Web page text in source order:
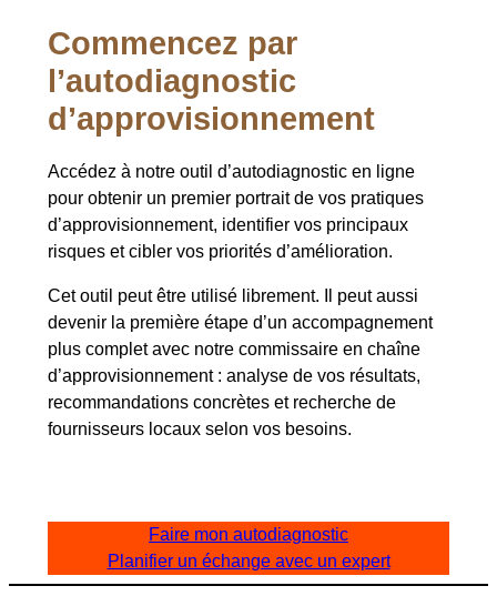
Commencez par
l’autodiagnostic
d’approvisionnement
Accédez à notre outil d’autodiagnostic en ligne
pour obtenir un premier portrait de vos pratiques
d’approvisionnement, identifier vos principaux
risques et cibler vos priorités d’amélioration.
Cet outil peut être utilisé librement. Il peut aussi
devenir la première étape d’un accompagnement
plus complet avec notre commissaire en chaîne
d’approvisionnement : analyse de vos résultats,
recommandations concrètes et recherche de
fournisseurs locaux selon vos besoins.
Faire mon autodiagnostic
Planifier un échange avec un expert